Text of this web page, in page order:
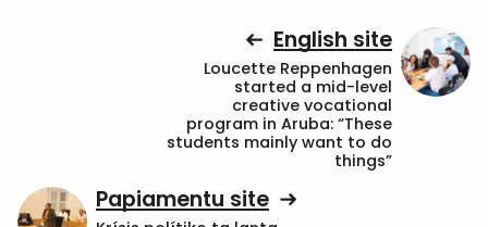
English site
Loucette Reppenhagen
started a mid-level
creative vocational
program in Aruba: “These
students mainly want to do
things”
Papiamentu site